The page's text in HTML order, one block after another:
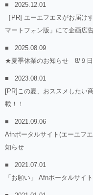
2025.12.01
［PR] エーエフエヌがお届け
マートフォン版」にて企画広
2025.08.09
★夏季休業のお知らせ 8/９日
2023.08.01
[PR]この夏、おススメしたい
載！！
2021.09.06
Afnポータルサイト(エーエ
知らせ
2021.07.01
「お願い」 Afnポータルサイ